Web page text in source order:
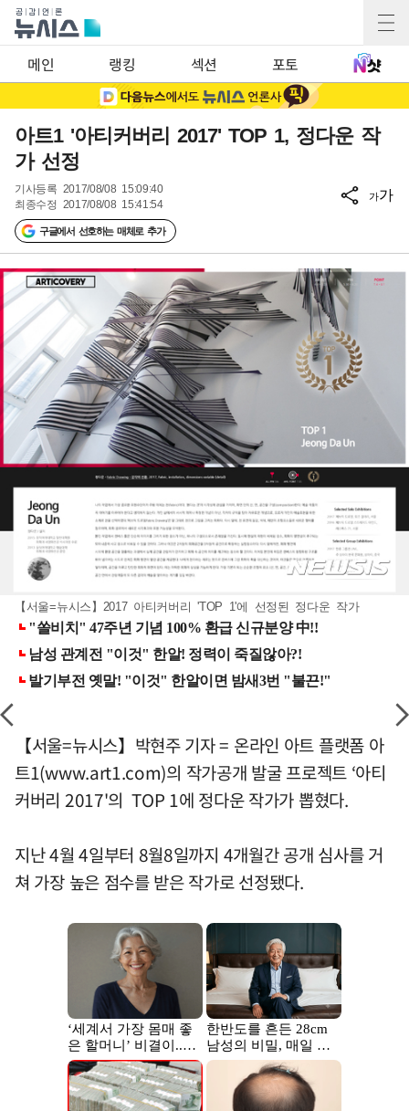
메인 랭킹 섹션 포토
아트1 '아티커버리 2017' TOP 1, 정다운 작
가 선정
기사등록 2017/08/08 15:09:40
최종수정 2017/08/08 15:41:54
구글에서 선호하는 매체로 추가
가가
【서울=뉴시스】2017 아티커버리 'TOP 1'에 선정된 정다운 작가
【서울=뉴시스】박현주 기자 = 온라인 아트 플랫폼 아
트1(www.art1.com)의 작가공개 발굴 프로젝트 ‘아티
커버리 2017'의 TOP 1에 정다운 작가가 뽑혔다.
지난 4월 4일부터 8월8일까지 4개월간 공개 심사를 거
쳐 가장 높은 점수를 받은 작가로 선정됐다.